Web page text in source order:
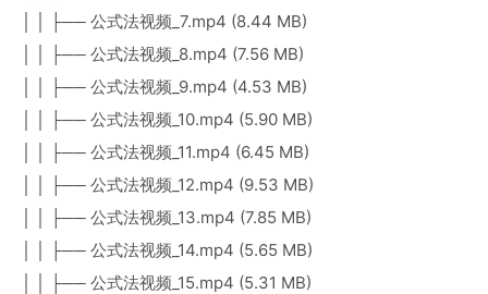
│ │ ├── 公式法视频_7.mp4 (8.44 MB)
│ │ ├── 公式法视频_8.mp4 (7.56 MB)
│ │ ├── 公式法视频_9.mp4 (4.53 MB)
│ │ ├── 公式法视频_10.mp4 (5.90 MB)
│ │ ├── 公式法视频_11.mp4 (6.45 MB)
│ │ ├── 公式法视频_12.mp4 (9.53 MB)
│ │ ├── 公式法视频_13.mp4 (7.85 MB)
│ │ ├── 公式法视频_14.mp4 (5.65 MB)
│ │ ├── 公式法视频_15.mp4 (5.31 MB)